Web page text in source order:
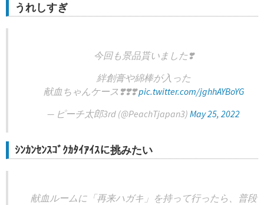
うれしすぎ
今回も景品貰いました❣️
絆創膏や綿棒が入った
献血ちゃんケース❣️❣️❣️pic.twitter.com/jghhAYBoYG
— ピーチ太郎3rd (@PeachTjapan3) May 25, 2022
ｼﾝｶﾝｾﾝｽｺﾞｸｶﾀｲｱｲｽに挑みたい
献血ルームに「再来ハガキ」を持って行ったら、普段